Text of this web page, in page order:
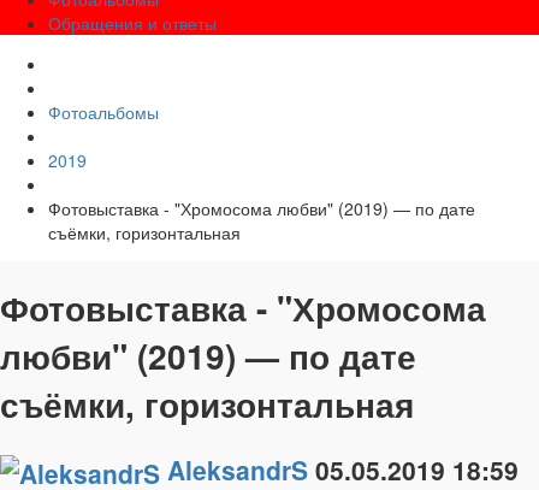
Обращения и ответы
Фотоальбомы
2019
Фотовыставка - "Хромосома любви" (2019) — по дате
съёмки, горизонтальная
Фотовыставка - "Хромосома
любви" (2019) — по дате
съёмки, горизонтальная
AleksandrS 05.05.2019 18:59